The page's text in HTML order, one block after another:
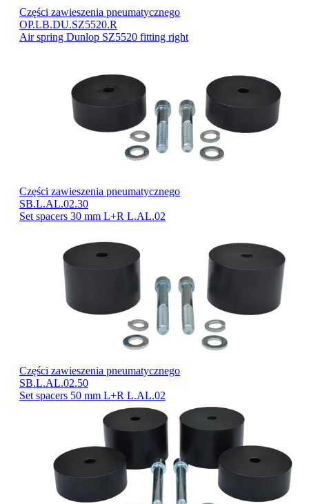
Części zawieszenia pneumatycznego
OP.LB.DU.SZ5520.R
Air spring Dunlop SZ5520 fitting right
Części zawieszenia pneumatycznego
SB.L.AL.02.30
Set spacers 30 mm L+R L.AL.02
Części zawieszenia pneumatycznego
SB.L.AL.02.50
Set spacers 50 mm L+R L.AL.02